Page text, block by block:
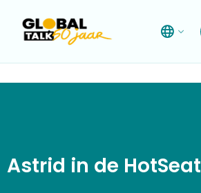
Astrid in de HotSeat